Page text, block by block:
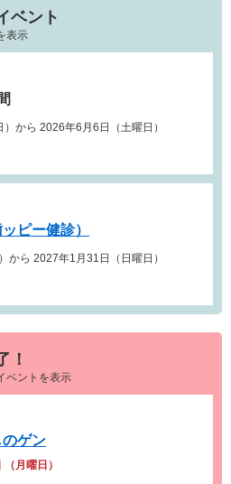
ベント
表示
から 2026年6月6日（土曜日）
ピー健診）
から 2027年1月31日（日曜日）
！
ベントを表示
ゲン
月曜日）